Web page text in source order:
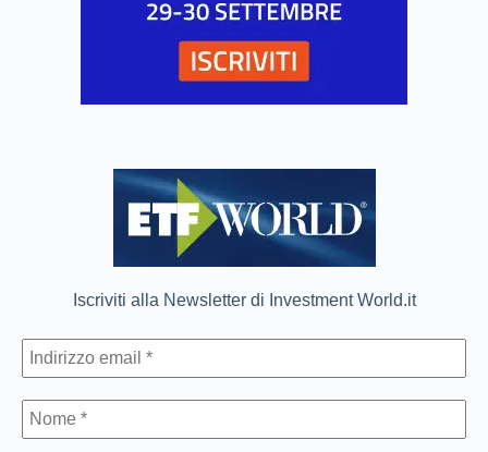
Iscriviti alla Newsletter di Investment World.it